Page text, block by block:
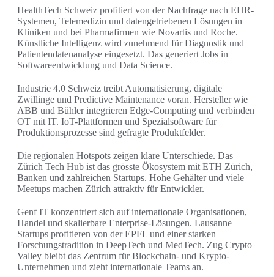
HealthTech Schweiz profitiert von der Nachfrage nach EHR-
Systemen, Telemedizin und datengetriebenen Lösungen in
Kliniken und bei Pharmafirmen wie Novartis und Roche.
Künstliche Intelligenz wird zunehmend für Diagnostik und
Patientendatenanalyse eingesetzt. Das generiert Jobs in
Softwareentwicklung und Data Science.
Industrie 4.0 Schweiz treibt Automatisierung, digitale
Zwillinge und Predictive Maintenance voran. Hersteller wie
ABB und Bühler integrieren Edge-Computing und verbinden
OT mit IT. IoT-Plattformen und Spezialsoftware für
Produktionsprozesse sind gefragte Produktfelder.
Die regionalen Hotspots zeigen klare Unterschiede. Das
Zürich Tech Hub ist das grösste Ökosystem mit ETH Zürich,
Banken und zahlreichen Startups. Hohe Gehälter und viele
Meetups machen Zürich attraktiv für Entwickler.
Genf IT konzentriert sich auf internationale Organisationen,
Handel und skalierbare Enterprise-Lösungen. Lausanne
Startups profitieren von der EPFL und einer starken
Forschungstradition in DeepTech und MedTech. Zug Crypto
Valley bleibt das Zentrum für Blockchain- und Krypto-
Unternehmen und zieht internationale Teams an.